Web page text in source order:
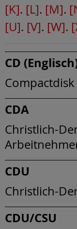
[K]. [L]. [M].
[U]. [V]. [W].
CD
Compactdisk
CDA
Christlich-
CDU
Christlich-
CDU/CSU